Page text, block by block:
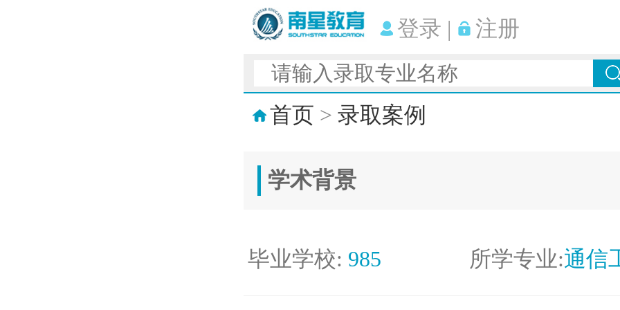
登录 | 注册
首页 > 录取案例
学术背景
毕业学校: 985 所学专业:通信